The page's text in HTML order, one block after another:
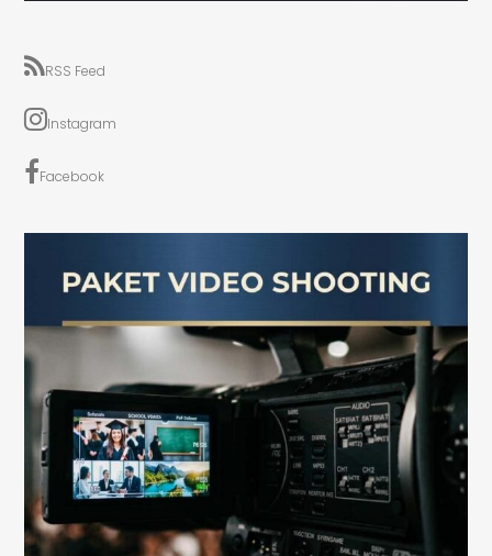
RSS Feed
Instagram
Facebook